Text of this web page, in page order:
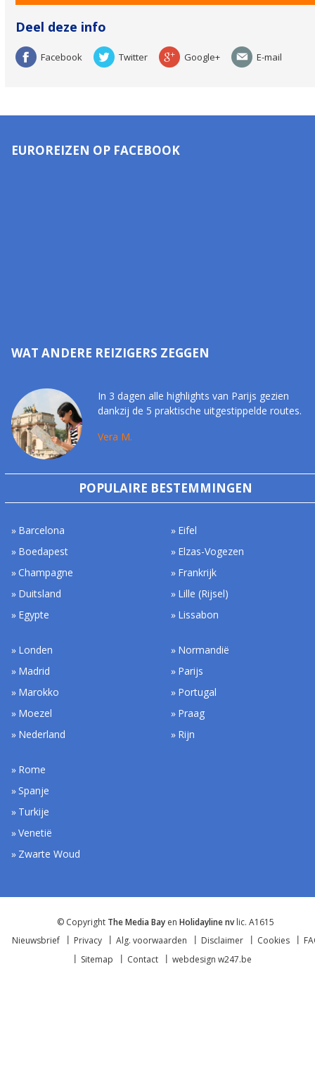
Deel deze info
Facebook Twitter Google+ E-mail
EUROREIZEN OP FACEBOOK
WAT ANDERE REIZIGERS ZEGGEN
In 3 dagen alle highlights van Parijs gezien
dankzij de 5 praktische uitgestippelde routes.
Vera M.
POPULAIRE BESTEMMINGEN
Barcelona
Boedapest
Champagne
Duitsland
Egypte
Eifel
Elzas-Vogezen
Frankrijk
Lille (Rijsel)
Lissabon
Londen
Madrid
Marokko
Moezel
Nederland
Normandië
Parijs
Portugal
Praag
Rijn
Rome
Spanje
Turkije
Venetië
Zwarte Woud
© Copyright The Media Bay en Holidayline nvlic. A1615
Nieuwsbrief
Privacy Alg. voorwaarden Disclaimer Cookies
Sitemap
Contact webdesign w247.be